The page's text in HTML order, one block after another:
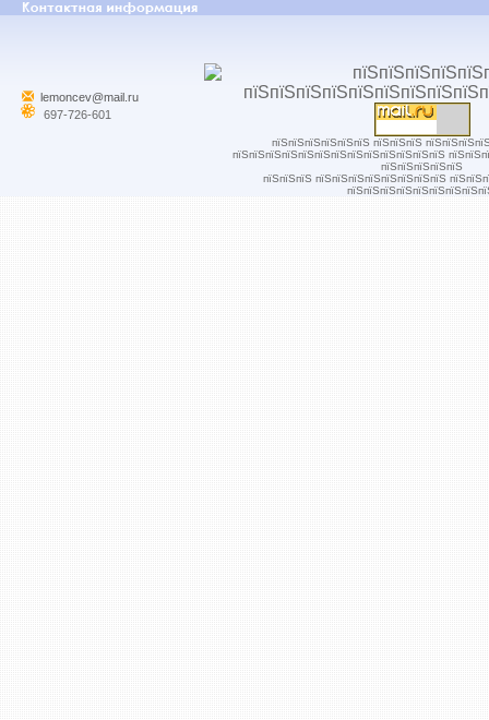
lemoncev@mail.ru
697-726-601
пїЅпїЅпїЅпїЅпїЅпїЅ пїЅпїЅпїЅ
пїЅпїЅпїЅпїЅпїЅпїЅпїЅпїЅпїЅпїЅпїЅпїЅпїЅ
пїЅпїЅпїЅпїЅпїЅ
пїЅпїЅпїЅ пїЅпїЅпїЅпїЅпїЅпїЅпїЅпїЅ